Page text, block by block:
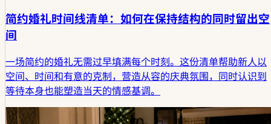
简约婚礼时间线清单：如何在保持结构的同时留出空
间
一场简约的婚礼无需过早填满每个时刻。这份清单帮助新人以
空间、时间和有意的克制，营造从容的庆典氛围，同时认识到
等待本身也能塑造当天的情感基调。